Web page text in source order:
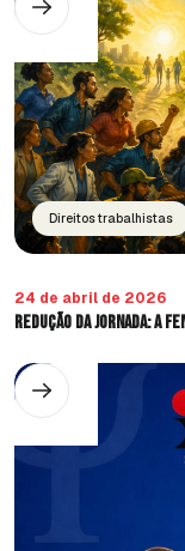
Direitos trabalhistas
24 de abril de 2026
Redução da jornada: a